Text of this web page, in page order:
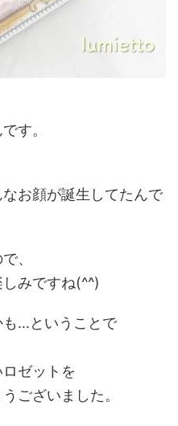
す。
お顔が誕生してたんで
、
みですね(^^)
も…ということで
ゼットを
ございました。